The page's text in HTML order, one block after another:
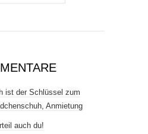
ist der Schlüssel zum
Anmietung
auch du!